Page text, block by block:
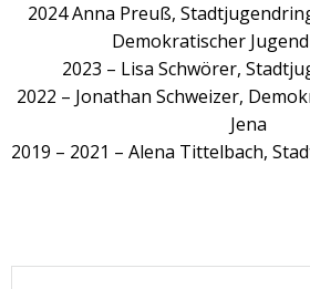
2024 Anna Preuß,
Demokratischer
2023 – Lisa Schwörer,
2022 – Jonathan Schweizer,
Jena
2019 – 2021 – Alena Tittelbach,